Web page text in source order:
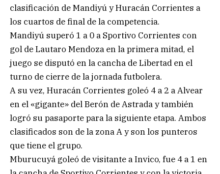
clasificación de Mandiyú y Huracán Corrientes a
los cuartos de final de la competencia.
Mandiyú superó 1 a 0 a Sportivo Corrientes con
gol de Lautaro Mendoza en la primera mitad, el
juego se disputó en la cancha de Libertad en el
turno de cierre de la jornada futbolera.
A su vez, Huracán Corrientes goleó 4 a 2 a Alvear
en el «gigante» del Berón de Astrada y también
logró su pasaporte para la siguiente etapa. Ambos
clasificados son de la zona A y son los punteros
que tiene el grupo.
Mburucuyá goleó de visitante a Invico, fue 4 a 1 en